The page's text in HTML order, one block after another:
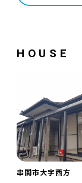
HOUSE
串間市大字西方